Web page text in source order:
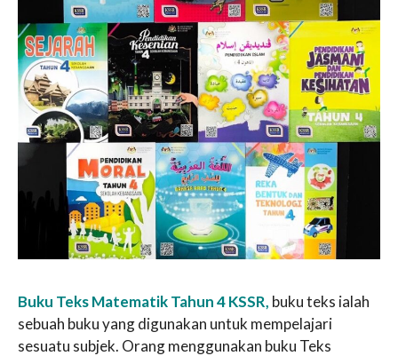
Buku Teks Matematik Tahun 4 KSSR, buku teks ialah
sebuah buku yang digunakan untuk mempelajari
sesuatu subjek. Orang menggunakan buku Teks